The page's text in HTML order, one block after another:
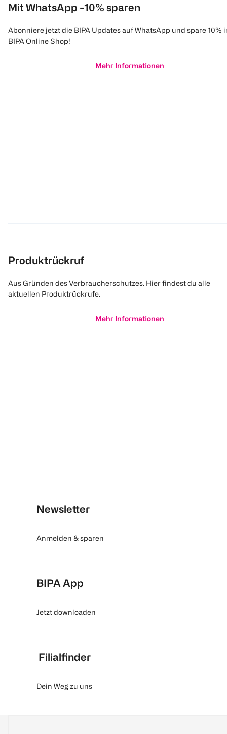
Mit WhatsApp -10% sparen
Abonniere jetzt die BIPA Updates auf WhatsApp und spare 10%
BIPA Online Shop!
Mehr Informationen
Produktrückruf
Aus Gründen des Verbraucherschutzes. Hier findest du alle
aktuellen Produktrückrufe.
Mehr Informationen
Newsletter
Anmelden & sparen
BIPA App
Jetzt downloaden
Filialfinder
Dein Weg zu uns